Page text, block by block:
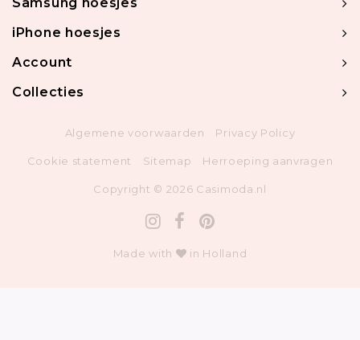
Samsung hoesjes
iPhone hoesjes
Account
Collecties
Algemene voorwaarden Privacy Policy
Cookie statement Sitemap Herroeping aanvragen
Copyright © 2026 Casimoda.nl
Made with in Holland